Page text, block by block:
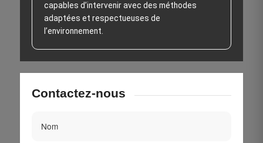
capables d’intervenir avec des méthodes
adaptées et respectueuses de
l’environnement.
Contactez-nous